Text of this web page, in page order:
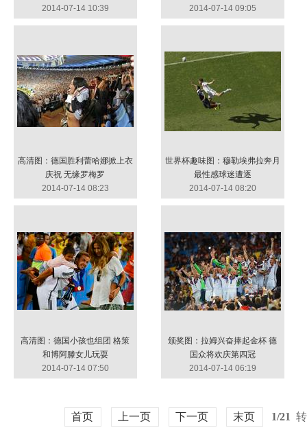
2014-07-14 10:39
2014-07-14 09:05
高清图：德国胜利蕾哈娜掀上衣
庆祝 无缘罗梅罗
2014-07-14 08:23
世界杯趣味图：穆勒埃弗拉奔月
最性感球迷遭逐
2014-07-14 08:20
高清图：德国小孩也组团 格策
和博阿滕女儿玩耍
2014-07-14 07:50
颁奖图：拉姆兴奋捧起金杯 德
国众将欢庆第四冠
2014-07-14 06:19
首页 上一页 下一页 末页 1/21